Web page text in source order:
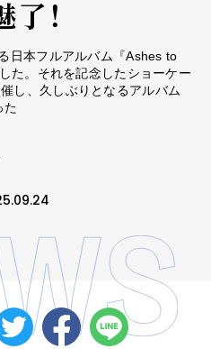
！
日本フルアルバム『Ashes to
た。それを記念したショーケー
し、久しぶりとなるアルバム
た